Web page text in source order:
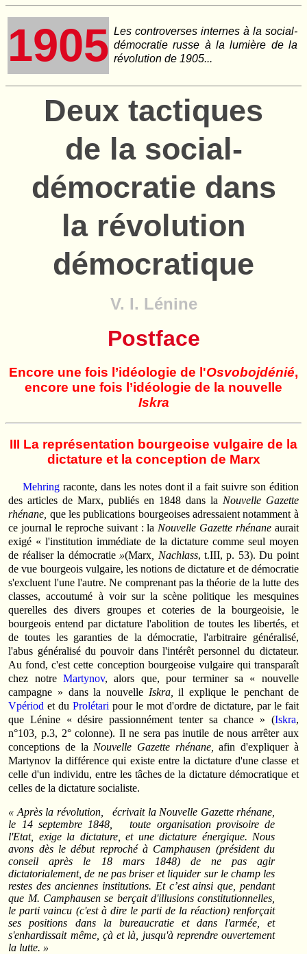
1905 Les controverses internes à la social-
démocratie russe à la lumière de la
révolution de 1905...
Deux tactiques
de la social-
démocratie dans
la révolution
démocratique
V. I. Lénine
Postface
Encore une fois l’idéologie de l'Osvobojdénié,
encore une fois l’idéologie de la nouvelle
Iskra
III La représentation bourgeoise vulgaire de la
dictature et la conception de Marx
Mehring raconte, dans les notes dont il a fait suivre son édition
des articles de Marx, publiés en 1848 dans la Nouvelle Gazette
rhénane, que les publications bourgeoises adressaient notamment à
ce journal le reproche suivant : la Nouvelle Gazette rhénane aurait
exigé « l'institution immédiate de la dictature comme seul moyen
de réaliser la démocratie »(Marx , Nachlass, t.III, p. 53). Du point
de vue bourgeois vulgaire, les notions de dictature et de démocratie
s'excluent l'une l'autre. Ne comprenant pas la théorie de la lutte des
classes, accoutumé à voir sur la scène politique les mesquines
querelles des divers groupes et coteries de la bourgeoisie, le
bourgeois entend par dictature l'abolition de toutes les libertés, et
de toutes les garanties de la démocratie, l'arbitraire généralisé,
l'abus généralisé du pouvoir dans l'intérêt personnel du dictateur.
Au fond, c'est cette conception bourgeoise vulgaire qui transparaît
chez notreMartynov, alors que, pour terminer sa « nouvelle
campagne » dans la nouvelle Iskra,il explique le penchant de
Vpériod et duProlétari pour le mot d'ordre de dictature, par le fait
que Lénine « désire passionnément tenter sa chance » (Iskra,
n°103 p.3, 2° colonne). Il ne sera pas inutile de nous arrêter aux
conceptions de la Nouvelle Gazette rhénane,
afin d'expliquer à
Martynov la différence qui existe entre la dictature d'une classe et
celle d'un individu, entre les tâches de la dictature démocratique et
celles de la dictature socialiste.
« Après la révolution, écrivait la Nouvelle Gazette rhénane,
le 14 septembre 1848, toute organisation provisoire de
l'Etat, exige la dictature, et une dictature énergique. Nous
avons dès le début reproché à Camphausen (président du
conseil après le 18 mars 1848) de ne pas agir
dictatorialement, de ne pas briser et liquider sur le champ les
restes des anciennes institutions. Et c’est ainsi que, pendant
que M. Camphausen se berçait d'illusions constitutionnelles,
le parti vaincu (c'est à dire le parti de la réaction) renforçait
ses positions dans la bureaucratie et dans l'armée, et
s'enhardissait même, çà et là, jusqu'à reprendre ouvertement
la lutte. »